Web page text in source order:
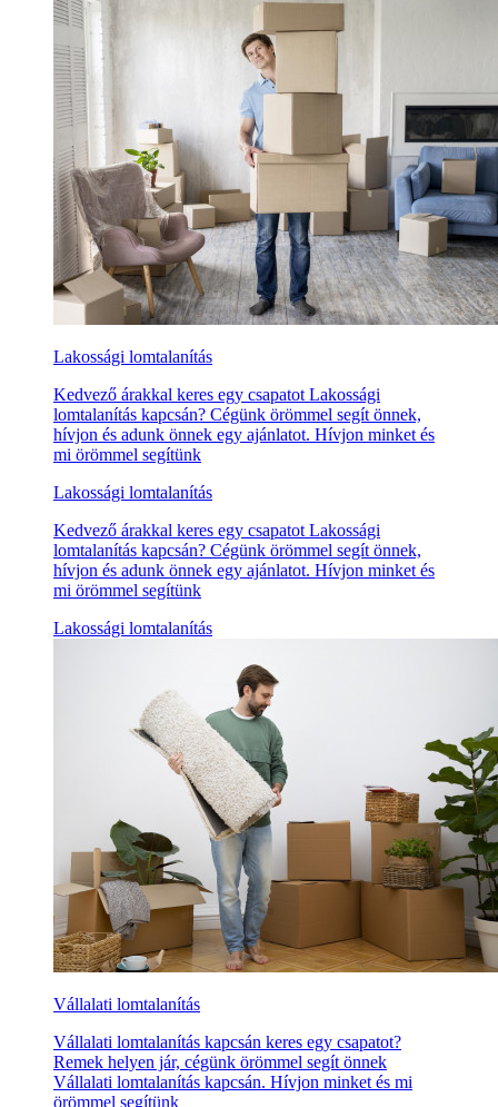
Lakossági lomtalanítás
Kedvező árakkal keres egy csapatot Lakossági
lomtalanítás kapcsán? Cégünk örömmel segít önnek,
hívjon és adunk önnek egy ajánlatot. Hívjon minket és
mi örömmel segítünk
Lakossági lomtalanítás
Kedvező árakkal keres egy csapatot Lakossági
lomtalanítás kapcsán? Cégünk örömmel segít önnek,
hívjon és adunk önnek egy ajánlatot. Hívjon minket és
mi örömmel segítünk
Lakossági lomtalanítás
Vállalati lomtalanítás
Vállalati lomtalanítás kapcsán keres egy csapatot?
Remek helyen jár, cégünk örömmel segít önnek
Vállalati lomtalanítás kapcsán. Hívjon minket és mi
örömmel segítünk